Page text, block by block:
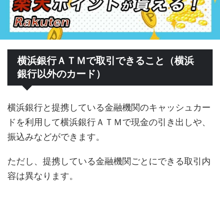
横浜銀行ＡＴＭで取引できること（横浜
銀行以外のカード）
横浜銀行と提携している金融機関のキャッシュカー
ドを利用して横浜銀行ＡＴＭで現金の引き出しや、
振込みなどができます。
ただし、提携している金融機関ごとにできる取引内
容は異なります。